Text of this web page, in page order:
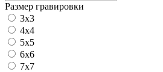
Размер гравировки
3х3
4х4
5х5
6х6
7х7